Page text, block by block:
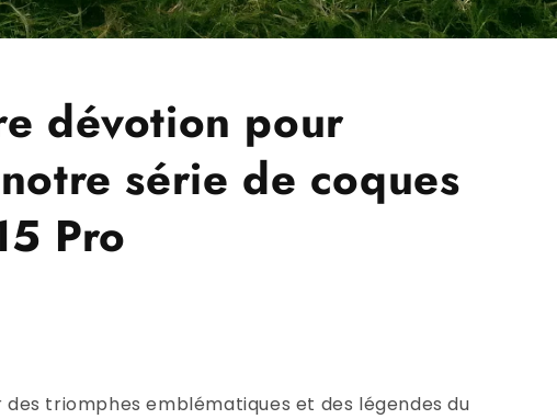
dévotion pour
série de coques
Pro
triomphes emblématiques et des légendes du